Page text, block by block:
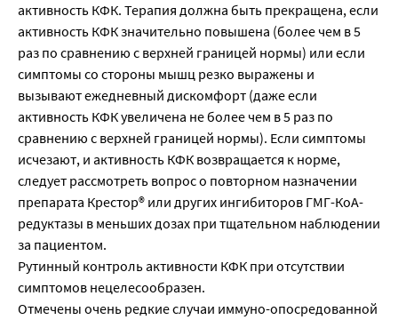
активность КФК. Терапия должна быть прекращена, если
активность КФК значительно повышена (более чем в 5
раз по сравнению с верхней границей нормы) или если
симптомы со стороны мышц резко выражены и
вызывают ежедневный дискомфорт (даже если
активность КФК увеличена не более чем в 5 раз по
сравнению с верхней границей нормы). Если симптомы
исчезают, и активность КФК возвращается к норме,
следует рассмотреть вопрос о повторном назначении
препарата Крестор® или других ингибиторов ГМГ-КоА-
редуктазы в меньших дозах при тщательном наблюдении
за пациентом.
Рутинный контроль активности КФК при отсутствии
симптомов нецелесообразен.
Отмечены очень редкие случаи иммуно-опосредованной